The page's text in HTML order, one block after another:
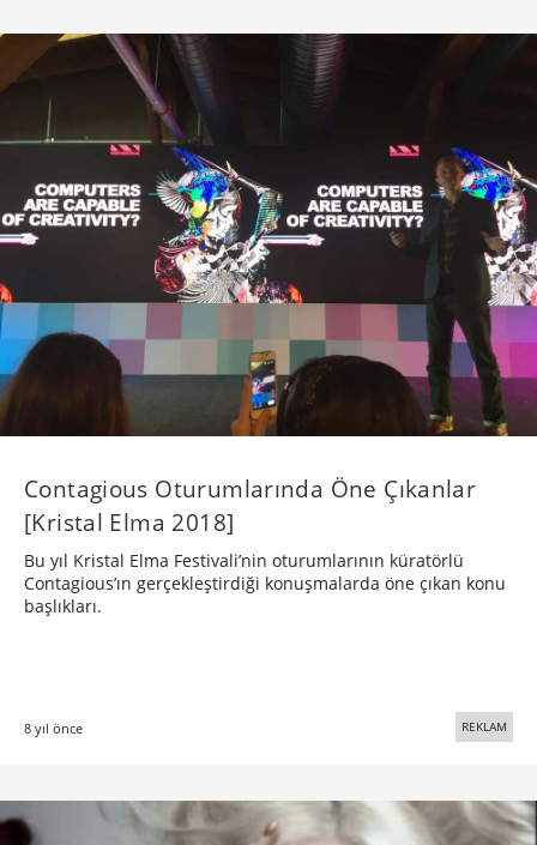
Contagious Oturumlarında Öne Çıkanlar
[Kristal Elma 2018]
Bu yıl Kristal Elma Festivali’nin oturumlarının küratörlü
Contagious’ın gerçekleştirdiği konuşmalarda öne çıkan konu
başlıkları.
8 yıl önce REKLAM